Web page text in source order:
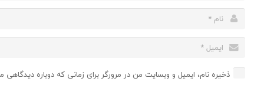
ذخیره نام، ایمیل و وبسایت من در مرورگر برای زمانی که دوباره